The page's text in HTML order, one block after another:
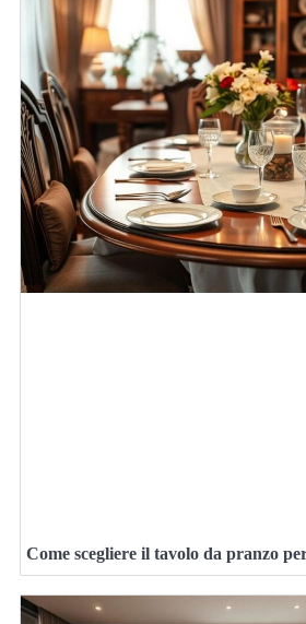
Come scegliere il tavolo da pranzo